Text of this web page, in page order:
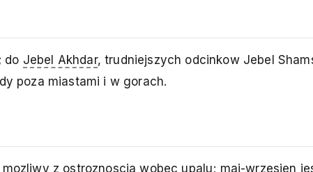
do Jebel Akhdar, trudniejszych odcinkow Jebel
poza miastami i w gorach.
z ostroznoscia wobec upalu; maj-wrzesien